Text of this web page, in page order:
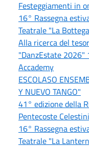
Festeggiamenti in
16° Rassegna
Teatrale "La
Alla ricerca del
"DanzEstate 2026"
Accademy
ESCOLASO
Y NUEVO TANGO"
41° edizione della
Pentecoste
16° Rassegna
Teatrale "La